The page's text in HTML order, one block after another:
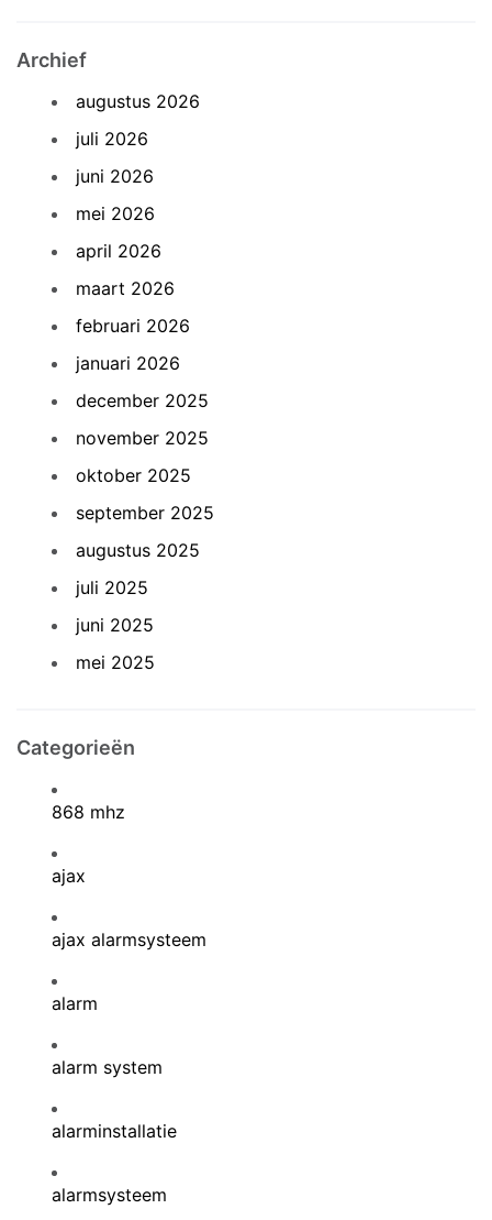
Archief
augustus 2026
juli 2026
juni 2026
mei 2026
april 2026
maart 2026
februari 2026
januari 2026
december 2025
november 2025
oktober 2025
september 2025
augustus 2025
juli 2025
juni 2025
mei 2025
Categorieën
868 mhz
ajax
ajax alarmsysteem
alarm
alarm system
alarminstallatie
alarmsysteem